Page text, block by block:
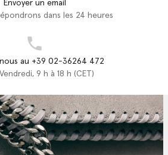
Envoyer un email
dans les 24 heures
au +39 02-36264 472
9 h à 18 h (CET)